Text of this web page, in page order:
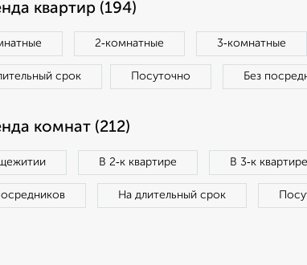
квартир (194)
2‑комнатные 3‑комнатные
срок Посуточно Без
комнат (212)
В 2‑к квартире В 3‑к квартире
На длительный срок